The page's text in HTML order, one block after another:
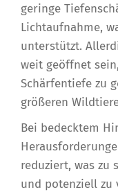
geringe
Lichtaufnahme,
unterstützt.
weit geöffnet
Schärfentiefe zu
größeren
Bei bedecktem
reduziert, was zu
und potenziell zu